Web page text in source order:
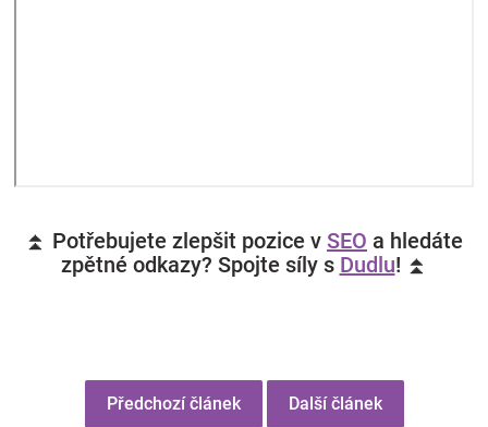
⏫ Potřebujete zlepšit pozice v SEO a hledáte
zpětné odkazy? Spojte síly s Dudlu! ⏫
Předchozí článek Další článek